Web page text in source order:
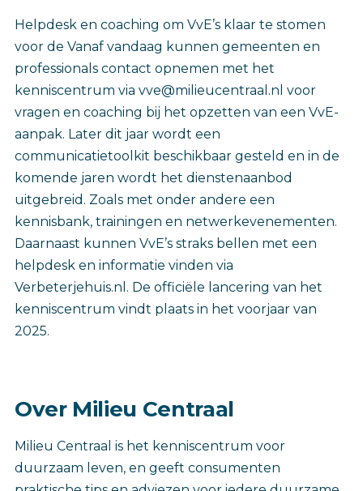
Helpdesk en coaching om VvE’s klaar te stomen
voor de Vanaf vandaag kunnen gemeenten en
professionals contact opnemen met het
kenniscentrum via vve@milieucentraal.nl voor
vragen en coaching bij het opzetten van een VvE-
aanpak. Later dit jaar wordt een
communicatietoolkit beschikbaar gesteld en in de
komende jaren wordt het dienstenaanbod
uitgebreid. Zoals met onder andere een
kennisbank, trainingen en netwerkevenementen.
Daarnaast kunnen VvE’s straks bellen met een
helpdesk en informatie vinden via
Verbeterjehuis.nl. De officiële lancering van het
kenniscentrum vindt plaats in het voorjaar van
2025.
Over Milieu Centraal
Milieu Centraal is het kenniscentrum voor
duurzaam leven, en geeft consumenten